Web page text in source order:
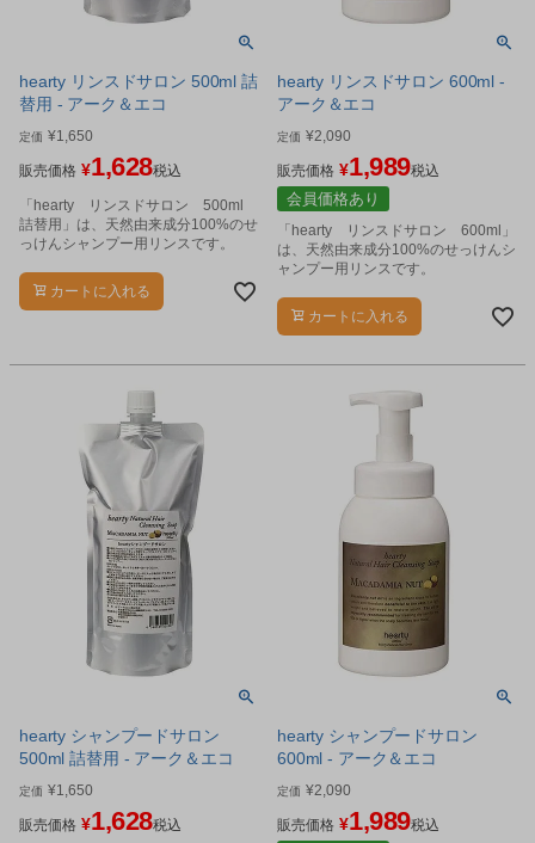
hearty リンスドサロン 500ml 詰
替用 - アーク＆エコ
定価 ¥1,650
販売価格 ¥1,628税込
「hearty リンスドサロン 500ml
詰替用」は、天然由来成分100%のせ
っけんシャンプー用リンスです。
カートに入れる
hearty リンスドサロン 600ml -
アーク＆エコ
定価 ¥2,090
販売価格 ¥1,989税込
会員価格あり
「hearty リンスドサロン 600ml」
は、天然由来成分100%のせっけんシ
ャンプー用リンスです。
カートに入れる
hearty シャンプードサロン
500ml 詰替用 - アーク＆エコ
定価 ¥1,650
販売価格 ¥1,628税込
hearty シャンプードサロン
600ml - アーク＆エコ
定価 ¥2,090
販売価格 ¥1,989税込